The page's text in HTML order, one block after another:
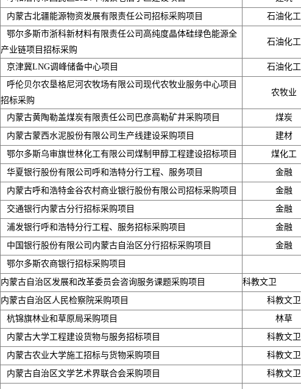
内蒙古北疆能源物资发展有限责任公司招标采购项目 石油化工
鄂尔多斯市浙科新材料有限责任公司高纯度晶体硅绿色能源全
产业链项目招标采购
石油化工
京津冀LNG调峰储备中心项目 石油化工
呼伦贝尔农垦格尼河农牧场有限公司现代农牧业服务中心项目
招标采购
农牧业
内蒙古黄陶勒盖煤炭有限责任公司巴彦高勒矿井采购项目 煤炭
内蒙古蒙西水泥股份有限公司生产线建设采购项目 建材
鄂尔多斯乌审旗世林化工有限公司煤制甲醇工程建设招标项目 煤化工
华夏银行股份有限公司呼和浩特分行工程、服务项目 金融
内蒙古呼和浩特金谷农村商业银行股份有限公司招标采购项目 金融
交通银行内蒙古分行招标采购项目 金融
浦发银行呼和浩特分行工程、服务招标采购项目 金融
中国银行股份有限公司内蒙古自治区分行招标采购项目 金融
鄂尔多斯农商银行招标采购项目
内蒙古自治区发展和改革委员会咨询服务课题采购项目 科教文卫
内蒙古自治区人民检察院采购项目 科教文卫
杭锦旗林业和草原局采购项目 林草
内蒙古大学工程建设货物与服务招标项目 科教文卫
内蒙古农业大学施工招标与货物采购项目 科教文卫
内蒙古自治区文学艺术界联合会采购项目 科教文卫